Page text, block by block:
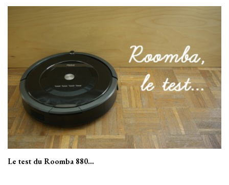
Le test du Roomba 880…